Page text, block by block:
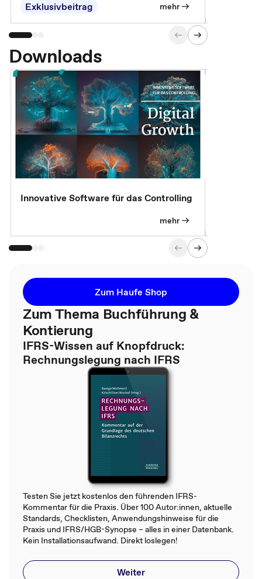
Abrechnung
Exklusivbeitrag mehr
Downloads
Innovative Software für das Controlling
mehr
Zum Haufe Shop
Zum Thema Buchführung &
Kontierung
IFRS-Wissen auf Knopfdruck:
Rechnungslegung nach IFRS
Testen Sie jetzt kostenlos den führenden IFRS-
Kommentar für die Praxis. Über 100 Autor:innen, aktuelle
Standards, Checklisten, Anwendungshinweise für die
Praxis und IFRS/HGB-Synopse – alles in einer Datenbank.
Kein Installationsaufwand. Direkt loslegen!
Weiter